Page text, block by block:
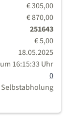
€ 305,00
€ 870,00
251643
€ 5,00
18.05.2025
um 16:15:33 Uhr
0
Selbstabholung